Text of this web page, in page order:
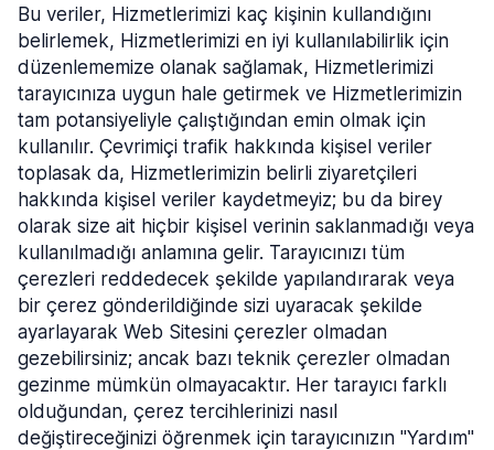
Bu veriler, Hizmetlerimizi kaç kişinin kullandığını
belirlemek, Hizmetlerimizi en iyi kullanılabilirlik için
düzenlememize olanak sağlamak, Hizmetlerimizi
tarayıcınıza uygun hale getirmek ve Hizmetlerimizin
tam potansiyeliyle çalıştığından emin olmak için
kullanılır. Çevrimiçi trafik hakkında kişisel veriler
toplasak da, Hizmetlerimizin belirli ziyaretçileri
hakkında kişisel veriler kaydetmeyiz; bu da birey
olarak size ait hiçbir kişisel verinin saklanmadığı veya
kullanılmadığı anlamına gelir. Tarayıcınızı tüm
çerezleri reddedecek şekilde yapılandırarak veya
bir çerez gönderildiğinde sizi uyaracak şekilde
ayarlayarak Web Sitesini çerezler olmadan
gezebilirsiniz; ancak bazı teknik çerezler olmadan
gezinme mümkün olmayacaktır. Her tarayıcı farklı
olduğundan, çerez tercihlerinizi nasıl
değiştireceğinizi öğrenmek için tarayıcınızın "Yardım"